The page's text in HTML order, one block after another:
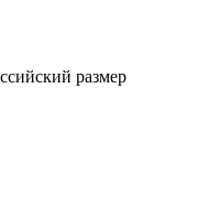
размер